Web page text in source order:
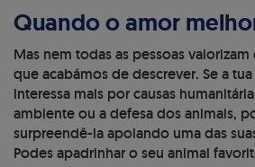
Quando o amor
Mas nem todas as pessoas
que acabámos de descrever. Se a
interessa mais por causas
ambiente ou a defesa dos animais,
surpreendê-la apoiando uma das
Podes apadrinhar o seu animal